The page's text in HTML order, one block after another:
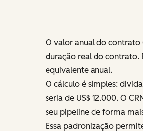
O valor anual do contrato
duração real do contrato.
equivalente anual.
O cálculo é simples:
seria de US$ 12.000. O
seu pipeline de forma
Essa padronização